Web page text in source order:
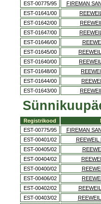
EST-00775/95
FIREMAN
EST-01641/00
EST-01642/00
EST-01647/00
EST-01646/00
EST-01645/00
EST-01640/00
EST-01648/00
EST-01644/00
EST-01643/00
Registrikood
EST-00775/95
FIREMAN
EST-00401/02
REEWEIL
EST-00405/02
EST-00404/02
EST-00400/02
EST-00406/02
EST-00402/02
EST-00403/02